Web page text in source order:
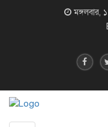
মঙ্গলবার,